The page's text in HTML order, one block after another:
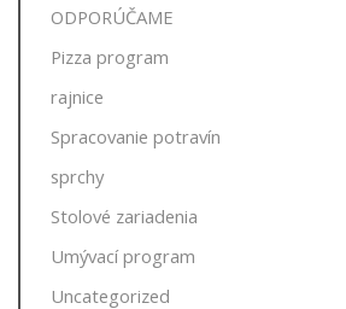
ODPORÚČAME
Pizza program
rajnice
Spracovanie potravín
sprchy
Stolové zariadenia
Umývací program
Uncategorized